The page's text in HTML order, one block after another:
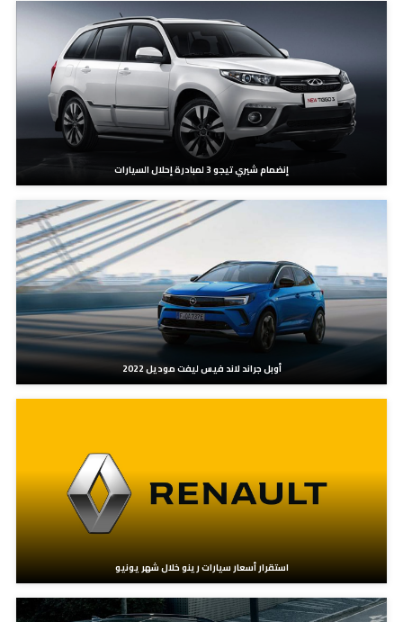
إنضمام شيري تيجو 3 لمبادرة إحلال السيارات
أوبل جراند لاند فيس ليفت موديل 2022
استقرار أسعار سيارات رينو خلال شهر يونيو